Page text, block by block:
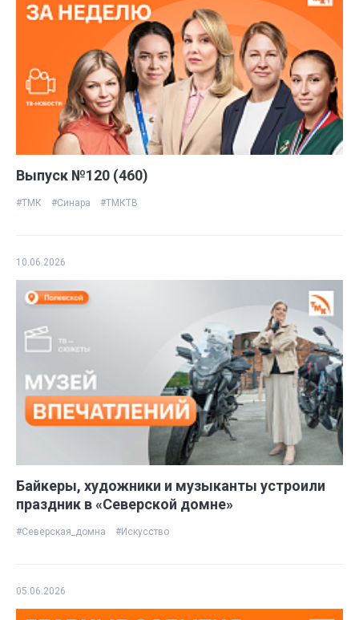
Выпуск №120 (460)
#ТМК #Синара #ТМКТВ
10.06.2026
Байкеры, художники и музыканты устроили
праздник в «Северской домне»
#Северская_домна #Искусство
05.06.2026